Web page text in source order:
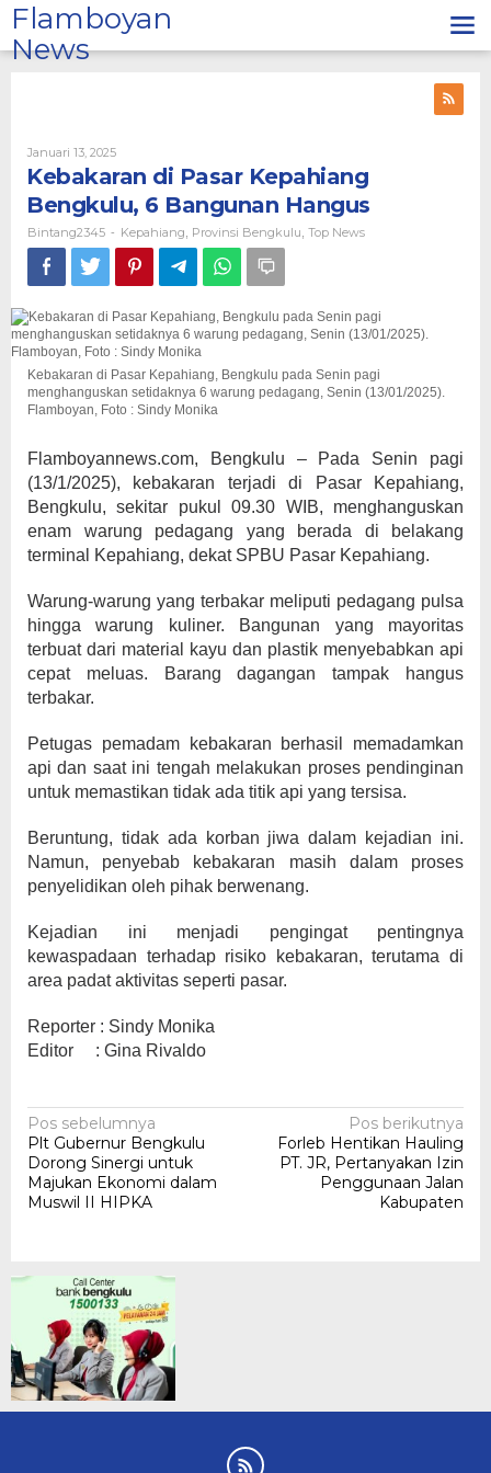
Lewati
ke
konten
Flamboyan
News
Januari 13, 2025Oleh
Bintang2345
Kebakaran di Pasar Kepahiang
Bengkulu, 6 Bangunan Hangus
Bintang2345 - Kepahiang Provinsi Bengkulu Top News
Kebakaran di Pasar Kepahiang, Bengkulu pada Senin pagi
menghanguskan setidaknya 6 warung pedagang, Senin (13/01/2025).
Flamboyan, Foto : Sindy Monika
Flamboyannews.com, Bengkulu – Pada Senin pagi
(13/1/2025), kebakaran terjadi di Pasar Kepahiang,
Bengkulu, sekitar pukul 09.30 WIB, menghanguskan
enam warung pedagang yang berada di belakang
terminal Kepahiang, dekat SPBU Pasar Kepahiang.
Warung-warung yang terbakar meliputi pedagang pulsa
hingga warung kuliner. Bangunan yang mayoritas
terbuat dari material kayu dan plastik menyebabkan api
cepat meluas. Barang dagangan tampak hangus
terbakar.
Petugas pemadam kebakaran berhasil memadamkan
api dan saat ini tengah melakukan proses pendinginan
untuk memastikan tidak ada titik api yang tersisa.
Beruntung, tidak ada korban jiwa dalam kejadian ini.
Namun, penyebab kebakaran masih dalam proses
penyelidikan oleh pihak berwenang.
Kejadian ini menjadi pengingat pentingnya
kewaspadaan terhadap risiko kebakaran, terutama di
area padat aktivitas seperti pasar.
Reporter : Sindy Monika
Editor : Gina Rivaldo
Navigasi
pos
Pos sebelumnya
Plt Gubernur Bengkulu
Dorong Sinergi untuk
Majukan Ekonomi dalam
Muswil II HIPKA
Pos berikutnya
Forleb Hentikan Hauling
PT. JR, Pertanyakan Izin
Penggunaan Jalan
Kabupaten